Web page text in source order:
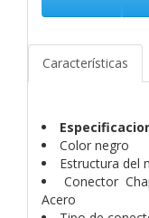
Características
Color negro
Estructura del
Conector
Acero